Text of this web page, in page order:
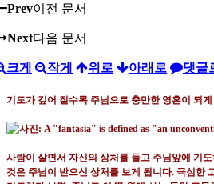
Prev이전 문서
Next다음 문서
크게 작게 위로 아래로 댓글
기도가 깊어 질수록 주님으로 충만한 영혼이 되
사람이 살면서 자신의 상처를 들고 주님앞에 기
것은 주님이 받으신 상처를 보게 됩니다. 극심한